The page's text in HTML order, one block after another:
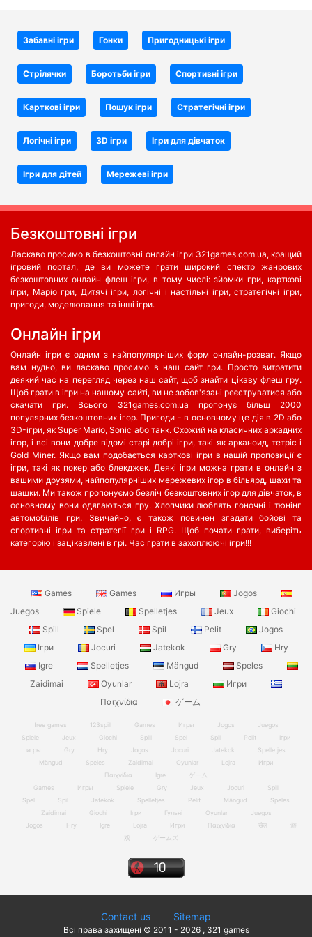
Забавні ігри Гонки Пригодницькі ігри
Стрілячки Боротьби iгри Спортивні ігри
Карткові ігри Пошук ігри Стратегічні ігри
Логічні ігри 3D ігри Ігри для дівчаток
Ігри для дітей Мережеві ігри
Безкоштовні ігри
Ласкаво просимо в безкоштовні онлайн ігри 321games.com.ua, кращий
ігровий портал, де ви можете грати широкий спектр жанрових
безкоштовних онлайн флеш ігри, в тому числі: зйомки гри, карткові
ігри, Маріо гри, Дитячі ігри, логічні і настільні ігри, стратегічні ігри,
пригоди, моделювання та інші ігри.
Oнлайн ігри
Онлайн ігри є одним з найпопулярніших форм онлайн-розваг. Якщо
вам нудно, ви ласкаво просимо в наш сайт гри. Просто витратити
деякий час на перегляд через наш сайт, щоб знайти цікаву флеш гру.
Щоб грати в ігри на нашому сайті, ви не зобов'язані реєструватися або
скачати гри. Всього 321games.com.ua пропонує більш 2000
популярних безкоштовних ігор. Пригоди - в основному це дія в 2D або
3D-ігри, як Super Mario, Sonic або танк. Схожий на класичних аркадних
ігор, і всі вони добре відомі старі добрі ігри, такі як арканоид, тетріс і
Gold Miner. Якщо вам подобається карткові ігри в нашій пропозиції є
ігри, такі як покер або блекджек. Деякі ігри можна грати в онлайн з
вашими друзями, найпопулярніших мережевих ігор в більярд, шахи та
шашки. Ми також пропонуємо безліч безкоштовних ігор для дівчаток, в
основному вони одягаються гру. Хлопчики люблять гоночні і тюнінг
автомобілів гри. Звичайно, є також повинен згадати бойові та
спортивні ігри та стратегії гри і RPG. Щоб почати грати, виберіть
категорію і зацікавлені в грі. Час грати в захоплюючі ігри!!!
Games Games Игры
Jogos
Juegos
Spiele Spelletjes Jeux
Giochi
Spill
Spel Spil Pelit
Jogos
Ігри
Jocuri Jatekok Gry
Hry
Igre
Spelletjes Mängud
Speles
Zaidimai
Oyunlar Lojra
Игри
Παιχνίδια
ゲーム
free games 123spill Games Игры Jogos
Juegos
Spiele
Jeux Giochi Spill Spel Spil Pelit
Ігри
игры
Gry Hry Jogos Jocuri Jatekok
Spelletjes
Mängud
Speles Zaidimai Oyunlar Lojra
Игри
Παιχνίδια
Igre
ゲーム
Games
Игры Spiele Gry Jeux Jocuri
Spill
Spel
Spil Jatekok Spelletjes Pelit Mängud
Speles
Zaidimai
Giochi Ігри Гульні Oyunlar
Juegos
Jogos
Hry Igre Lojra Игри Παιχνίδια खेल
游
戏
ゲームズ
Contact us Sitemap
Всі права захищені © 2011 - 2026 , 321 games